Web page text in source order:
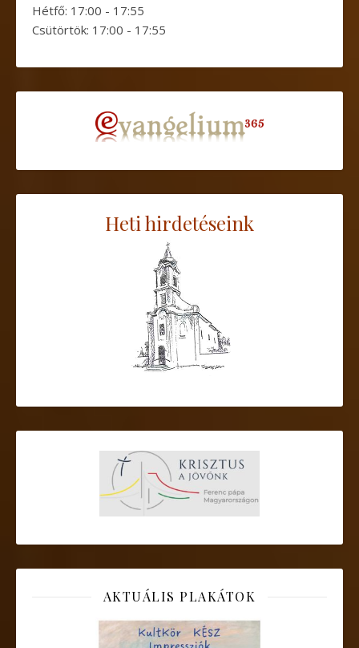
Hétfő: 17:00 - 17:55
Csütörtök: 17:00 - 17:55
Heti hirdetéseink
AKTUÁLIS PLAKÁTOK